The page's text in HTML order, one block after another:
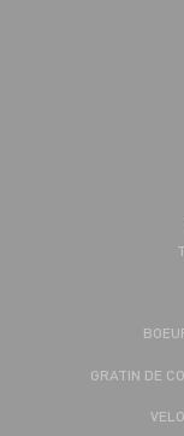
GRATIN DE